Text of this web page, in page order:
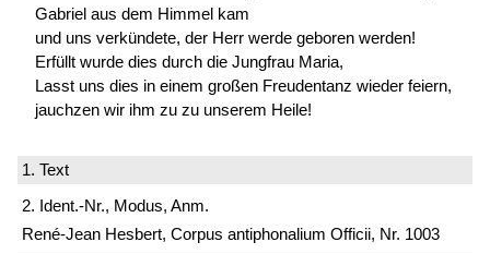
Gabriel aus dem Himmel kam
und uns verkündete, der Herr werde geboren werden!
Erfüllt wurde dies durch die Jungfrau Maria,
Lasst uns dies in einem großen Freudentanz wieder feiern,
jauchzen wir ihm zu zu unserem Heile!
1. Text
2. Ident.-Nr., Modus, Anm.
René-Jean Hesbert, Corpus antiphonalium Officii, Nr. 1003